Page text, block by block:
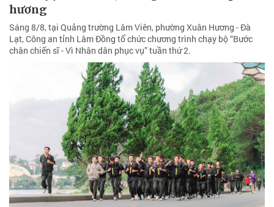
hương
Sáng 8/8, tại Quảng trường Lâm Viên, phường Xuân Hương - Đà
Lạt, Công an tỉnh Lâm Đồng tổ chức chương trình chạy bộ “Bước
chân chiến sĩ - Vì Nhân dân phục vụ” tuần thứ 2.